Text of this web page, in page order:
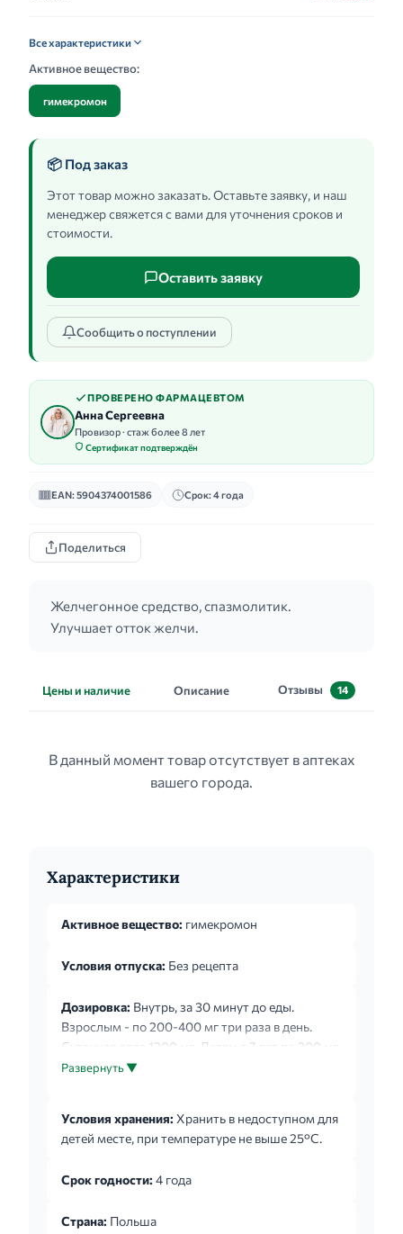
Все характеристики
Активное вещество:
гимекромон
📦 Под заказ
Этот товар можно заказать. Оставьте заявку, и наш
менеджер свяжется с вами для уточнения сроков и
стоимости.
Оставить заявку
Сообщить о поступлении
ПРОВЕРЕНО ФАРМАЦЕВТОМ
Анна Сергеевна
Провизор · стаж более 8 лет
Сертификат подтверждён
EAN: 5904374001586 Срок: 4 года
Поделиться
Желчегонное средство, спазмолитик.
Улучшает отток желчи.
Цены и наличие Описание Отзывы 14
В данный момент товар отсутствует в аптеках
вашего города.
Характеристики
Активное вещество: гимекромон
Условия отпуска: Без рецепта
Дозировка: Внутрь, за 30 минут до еды.
Взрослым - по 200-400 мг три раза в день.
Суточная доза 1200 мг. Детям с 7 лет по 200 мг
(1 таблетка) один - три раза в день. Суточная
препарат как можно быстрее или, если
приближается время следующего приема,
принимать двойную дозу сразу.
Развернуть ▼
Условия хранения: Хранить в недоступном для
детей месте, при температуре не выше 25°С.
Срок годности: 4 года
Страна: Польша